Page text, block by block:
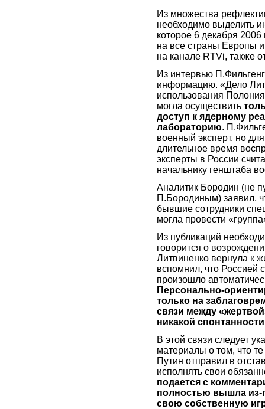
Из множества
необходимо выделить
которое 6 декабря 2006
на все страны Европы
на канале RTVi, также
Из интервью
информацию. «Дело
использования
могла осуществить
доступ к ядерному
лабораторию.
военный эксперт, но
длительное время
эксперты в России
начальнику генштаба
Аналитик Бородин (не
П.Бородиным) заявил,
бывшие сотрудники
могла провести
Из публикаций
говорится о
Литвиненко вернула к
вспомнил, что Россией
произошло
Персонально-
только на
связи между
никакой
В этой связи следует
материалы о том, что
Путин отправил в
исполнять свои
подается с
полностью вышла из-
свою собственную